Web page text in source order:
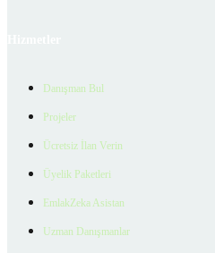
Danışman Bul
Projeler
Ücretsiz İlan Verin
Üyelik Paketleri
EmlakZeka Asistan
Uzman Danışmanlar